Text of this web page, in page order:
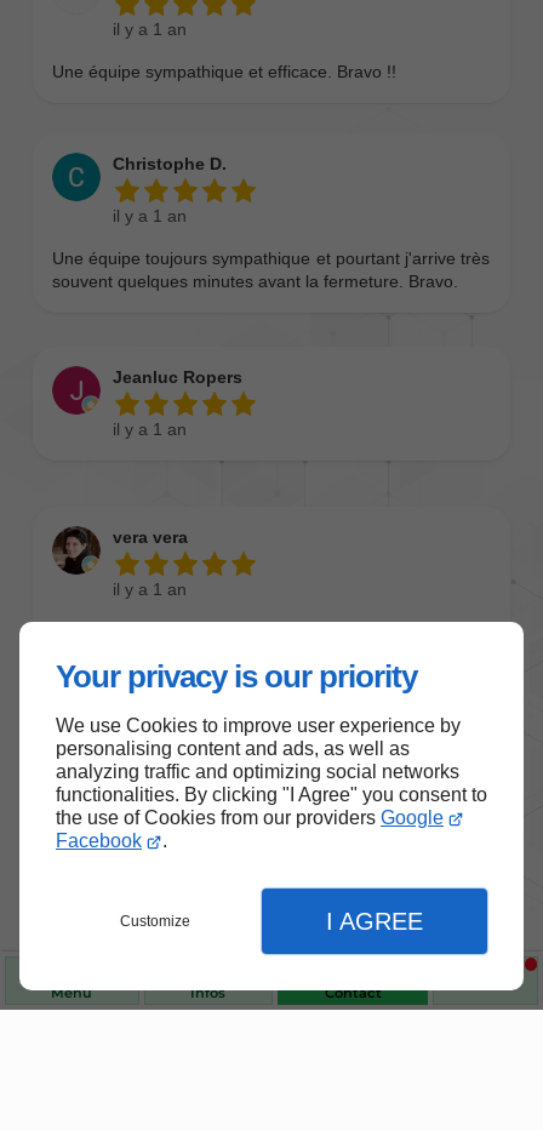
Your privacy is our priority
We use Cookies to improve user experience by
personalising content and ads, as well as
analyzing traffic and optimizing social networks
functionalities. By clicking "I Agree" you consent to
the use of Cookies from our providers Google
Facebook
.
Customize I AGREE
Menu Infos Contact
Nos produits de santé et de
bien-être
Choisissez des produits fiables pour vous
accompagner au quotidien.